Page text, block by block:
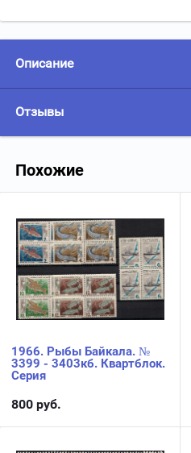
Описание
Отзывы
Похожие
1966. Рыбы Байкала. №
3399 - 3403кб. Квартблок.
Серия
800 руб.